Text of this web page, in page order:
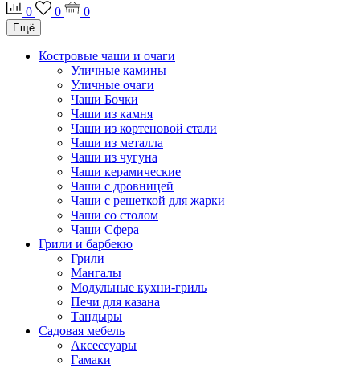
0 0 0
Ещё
Костровые чаши и очаги
Уличные камины
Уличные очаги
Чаши Бочки
Чаши из камня
Чаши из кортеновой стали
Чаши из металла
Чаши из чугуна
Чаши керамические
Чаши с дровницей
Чаши с решеткой для жарки
Чаши со столом
Чаши Сфера
Грили и барбекю
Грили
Мангалы
Модульные кухни-гриль
Печи для казана
Тандыры
Садовая мебель
Аксессуары
Гамаки